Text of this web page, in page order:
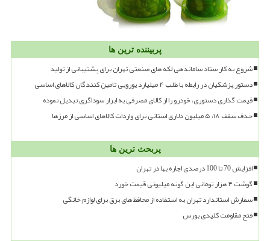
پربیننده ترین ها
شروع به کار ستاد ساماندهی لکه های صنعتی تهران برای پشتیبانی از تولید
دستور پزشکیان در رابطه با طلب ۴ میلیارد یورویی تامین کنندگان کالاهای اساسی
قیمت گذاری دستوری، خودرو را از کالای مصرفی به ابزار سوداگری تبدیل نموده
حذف سقف ۱۸، ۵ میلیون دلاری استانی برای واردات کالاهای اساسی از مرزها
پربحث ترین ها
افزایش 70 تا 100 درصدی اجاره بها در تهران
گوشت ۴ هزار تومانی این گونه میلیونی قیمت خورد
سفارش استاندارد تهران به استفاده از محافظ های برق برای لوازم خانگی
فتح مقاومت کلیدی بورس